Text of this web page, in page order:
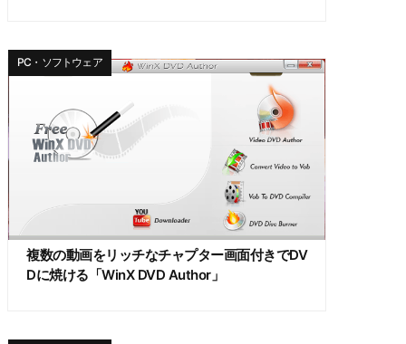
複数の動画をリッチなチャプター画面付きでDV
Dに焼ける「WinX DVD Author」
PC・ソフトウェア